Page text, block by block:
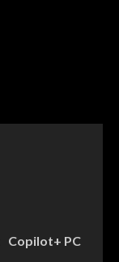
Copilot+ PC